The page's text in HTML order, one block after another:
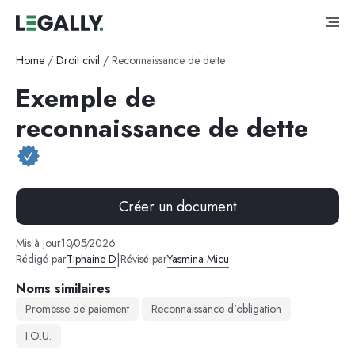
Home / Droit civil / Reconnaissance de dette
Exemple de
reconnaissance de dette
Créer un document
Mis à jour10/05/2026
Rédigé parTiphaine D|Révisé parYasmina Micu
Noms similaires
Promesse de paiement
Reconnaissance d'obligation
I.O.U.